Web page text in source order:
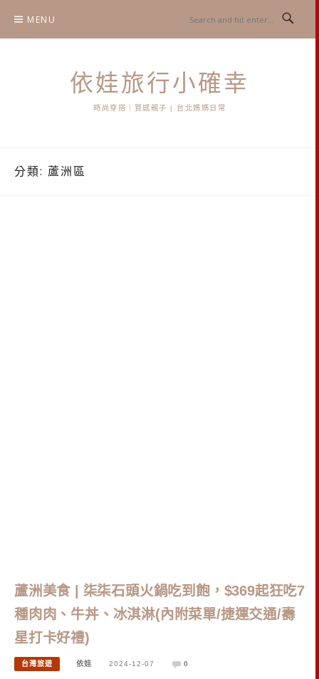
content
MENU
依娃旅行小確幸
時尚穿搭｜質感親子 | 台北媽媽日常
分類: 蘆洲區
蘆洲美食 | 柒柒石頭火鍋吃到飽，$369起狂吃7
種肉肉、牛丼、冰淇淋(內附菜單/捷運交通/壽
星打卡好禮)
台灣旅遊 依娃 2024-12-07 0